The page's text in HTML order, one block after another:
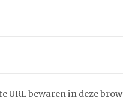
URL bewaren in deze